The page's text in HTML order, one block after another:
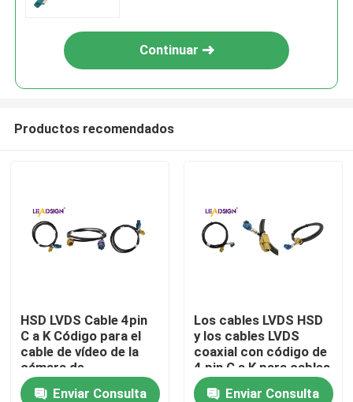
Continuar
Productos recomendados
HSD LVDS Cable 4pin
C a K Código para el
cable de vídeo de la
cámara de
automóviles
Enviar Consulta
Los cables LVDS HSD
y los cables LVDS
coaxial con código de
4 pin C a K para cables
de automóviles
Enviar Consulta